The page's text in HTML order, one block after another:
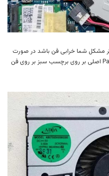
اگر مشکل شما خرابی فن باشد در صورت
لزوم میتوانید آنرا تعویض کنید. Part Number اصلی بر روی برچسب سبز بر روی فن